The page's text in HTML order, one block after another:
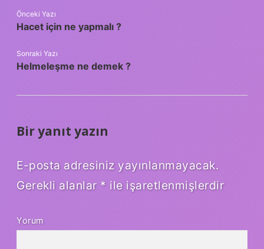
Önceki Yazı
Hacet için ne yapmalı ?
Sonraki Yazı
Helmeleşme ne demek ?
Bir yanıt yazın
E-posta adresiniz yayınlanmayacak.
Gerekli alanlar * ile işaretlenmişlerdir
Yorum